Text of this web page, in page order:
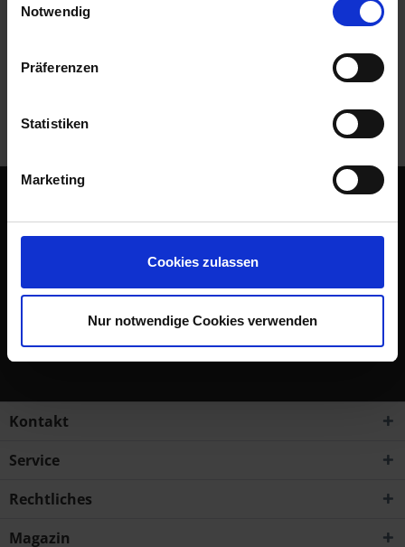
Cookies, wenn Sie unsere Webseite weiterhin nutzen.
Notwendig
Präferenzen
Statistiken
Marketing
Cookies zulassen
Nur notwendige Cookies verwenden
Beschreibung
mehr
Bewertungen lesen, schreiben und diskutieren...
mehr
Sie keine Neuigkeit oder Aktion mehr von Siebenrock.
Datenschutzbestimmungen
Kontakt
Service
Rechtliches
Magazin